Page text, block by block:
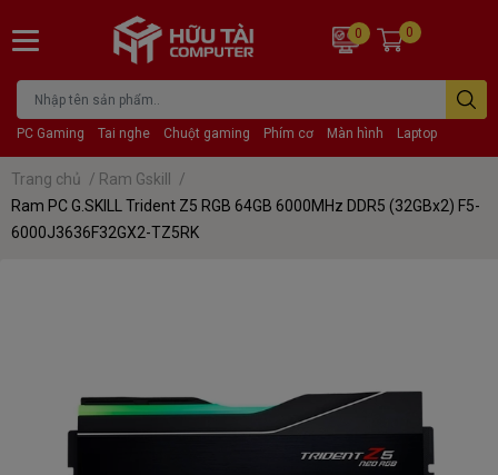
PC Gaming Tai nghe Chuột gaming Phím cơ Màn hình Laptop
0 0
Trang chủ / Ram Gskill
/
Ram PC G.SKILL Trident Z5 RGB 64GB 6000MHz DDR5 (32GBx2) F5-
6000J3636F32GX2-TZ5RK